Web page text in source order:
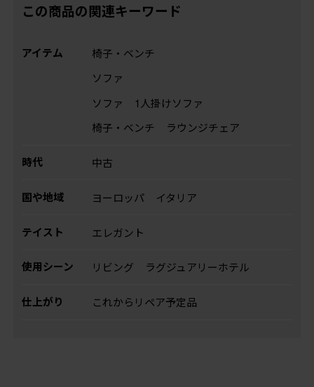
この商品の関連キーワード
アイテム
椅子・ベンチ
ソファ
ソファ
1人掛けソファ
椅子・ベンチ
ラウンジチェア
時代 中古
国や地域 ヨーロッパ イタリア
テイスト エレガント
使用シーン リビング ラグジュアリーホテル
仕上がり これからリペア予定品